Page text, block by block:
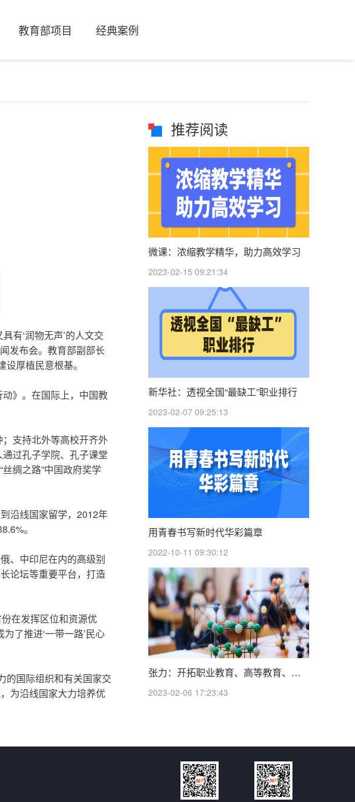
教育部项目 经典案例
有‘润物无声’的人文交
发布会。教育部副部长
厚植民意根基。
》。在国际上，中国教
支持北外等高校开齐外
过孔子学院、孔子课堂
绸之路”中国政府奖学
沿线国家留学，2012年
。
、中印尼在内的高级别
论坛等重要平台，打造
在发挥区位和资源优
了推进‘一带一路’民心
国际组织和有关国家交
为沿线国家大力培养优
推荐阅读
微课：浓缩教学精华，助力高效学习
2023-02-15 09:21:34
新华社：透视全国“最缺工”职业排行
2023-02-07 09:25:13
用青春书写新时代华彩篇章
2022-10-11 09:30:12
张力：开拓职业教育、高等教育、继续教育可持续发展新局面
2023-02-06 17:23:43